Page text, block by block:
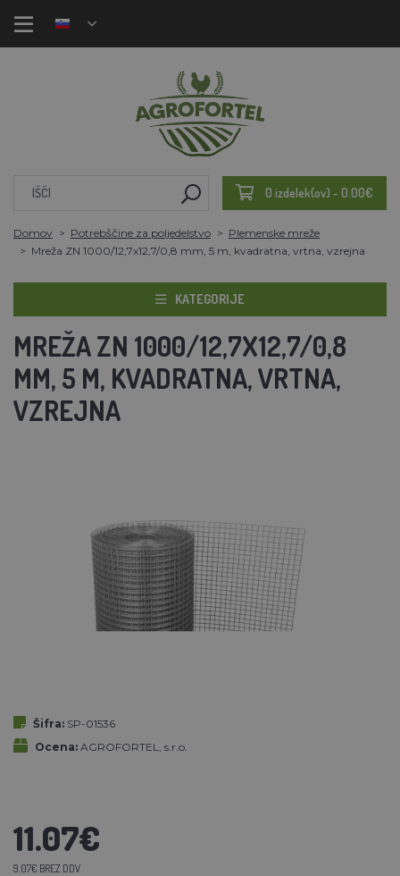
0 izdelek(ov) - 0.00€
Domov Potrebščine za poljedelstvo
Plemenske mreže
Mreža ZN 1000/12,7x12,7/0,8 mm, 5 m, kvadratna, vrtna, vzrejna
KATEGORIJE
MREŽA ZN 1000/12,7X12,7/0,8
MM, 5 M, KVADRATNA, VRTNA,
VZREJNA
Šifra: SP-01536
Ocena: AGROFORTEL, s.r.o.
11.07€
9.07€ BREZ DDV